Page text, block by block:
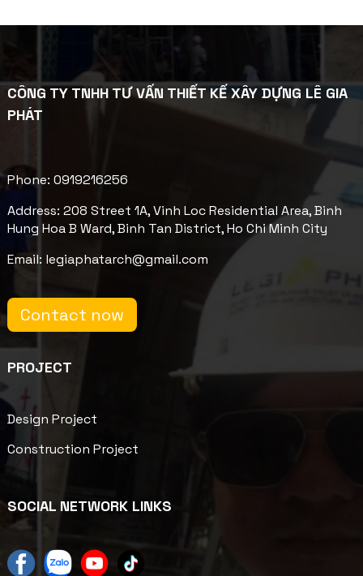
CÔNG TY TNHH TƯ VẤN THIẾT KẾ XÂY DỰNG LÊ GIA
PHÁT
Phone: 0919216256
Address: 208 Street 1A, Vinh Loc Residential Area, Binh
Hung Hoa B Ward, Binh Tan District, Ho Chi Minh City
Email: legiaphatarch@gmail.com
Contact now
PROJECT
Design Project
Construction Project
SOCIAL NETWORK LINKS